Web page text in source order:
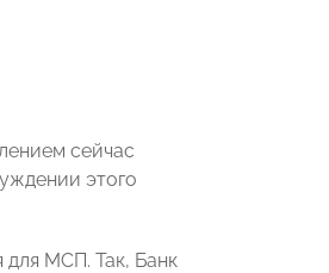
сейчас
этого
МСП. Так, Банк